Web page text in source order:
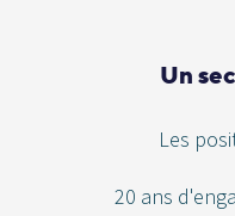
Un
Les
20 ans